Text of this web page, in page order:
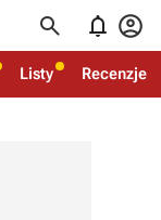
  
Listy Recenzje